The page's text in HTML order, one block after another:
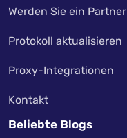
Werden Sie ein Partner
Protokoll aktualisieren
Proxy-Integrationen
Kontakt
Beliebte Blogs